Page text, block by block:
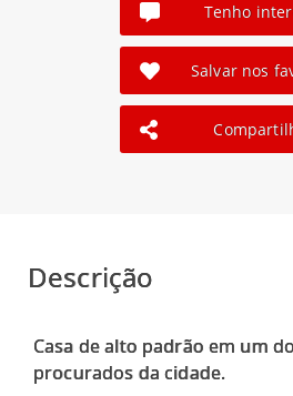
Tenho
Salvar nos
Descrição
Casa de alto padrão em um
procurados da cidade.